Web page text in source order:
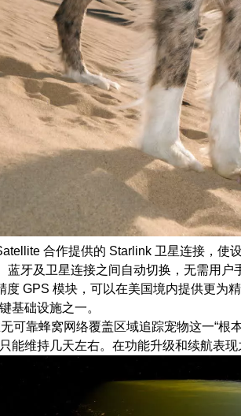
合作提供的 Starlink 卫星连接，
蓝牙及卫星连接之间自动切换，无需用
GPS 模块，可以在美国境内提供更为
基础设施之一。
可靠蜂窝网络覆盖区域追踪宠物这一“
能维持几天左右。在功能升级和续航表现